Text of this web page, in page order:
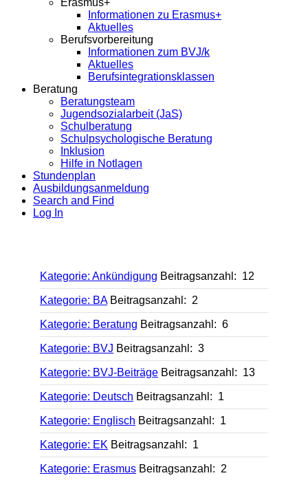
Informationen zu Erasmus+
Aktuelles
Berufsvorbereitung
Informationen zum BVJ/k
Aktuelles
Berufsintegrationsklassen
Beratung
Beratungsteam
Jugendsozialarbeit (JaS)
Schulberatung
Schulpsychologische Beratung
Inklusion
Hilfe in Notlagen
Stundenplan
Ausbildungsanmeldung
Search and Find
Log In
Kategorie: Ankündigung Beitragsanzahl: 12
Kategorie: BA Beitragsanzahl: 2
Kategorie: Beratung Beitragsanzahl: 6
Kategorie: BVJ Beitragsanzahl: 3
Kategorie: BVJ-Beiträge Beitragsanzahl: 13
Kategorie: Deutsch Beitragsanzahl: 1
Kategorie: Englisch Beitragsanzahl: 1
Kategorie: EK Beitragsanzahl: 1
Kategorie: Erasmus Beitragsanzahl: 2